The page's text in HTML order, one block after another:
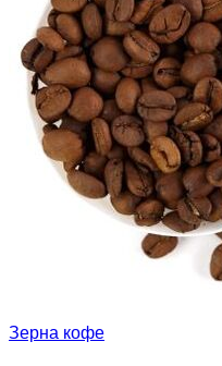
Зерна кофе